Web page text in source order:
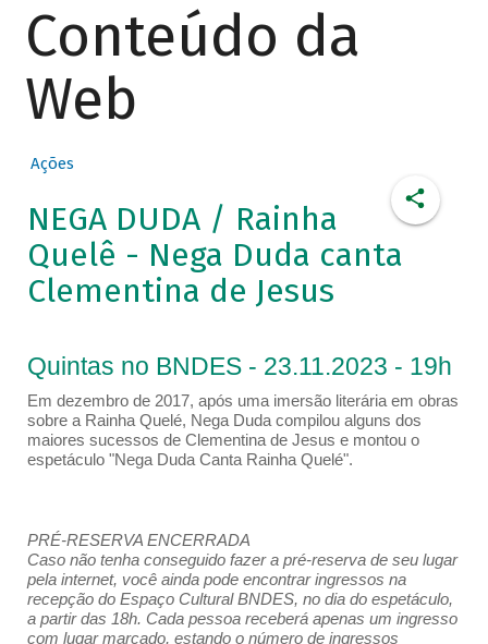
Conteúdo da
Web
Ações
NEGA DUDA / Rainha
Quelê - Nega Duda canta
Clementina de Jesus
Quintas no BNDES - 23.11.2023 - 19h
Em dezembro de 2017, após uma imersão literária em obras
sobre a Rainha Quelé, Nega Duda compilou alguns dos
maiores sucessos de Clementina de Jesus e montou o
espetáculo "Nega Duda Canta Rainha Quelé".
PRÉ-RESERVA ENCERRADA
Caso não tenha conseguido fazer a pré-reserva de seu lugar
pela internet, você ainda pode encontrar ingressos na
recepção do Espaço Cultural BNDES, no dia do espetáculo,
a partir das 18h. Cada pessoa receberá apenas um ingresso
com lugar marcado, estando o número de ingressos